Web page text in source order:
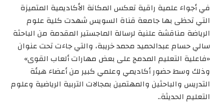
في أجواء علمية راقية تعكس المكانة الأكاديمية المتميزة
التي تحظى بها جامعة قناة السويس شهدت كلية علوم
الرياضة مناقشة علنية لرسالة الماجستير المقدمة من الباحثة
سالي حسام عبدالحميد محمد خريبة، والتي جاءت تحت عنوان
«فاعلية التعليم المدمج على بعض مهارات ألعاب القوى»
وذلك وسط حضور أكاديمي وعلمي كبير من أعضاء هيئة
التدريس والباحثين والمهتمين بمجالات التربية الرياضية وعلوم
التعليم الحديثة..